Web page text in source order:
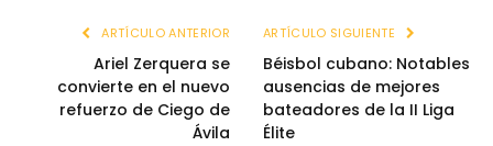
ARTÍCULO ANTERIOR
Ariel Zerquera se
convierte en el nuevo
refuerzo de Ciego de
Ávila
ARTÍCULO SIGUIENTE
Béisbol cubano: Notables
ausencias de mejores
bateadores de la II Liga
Élite